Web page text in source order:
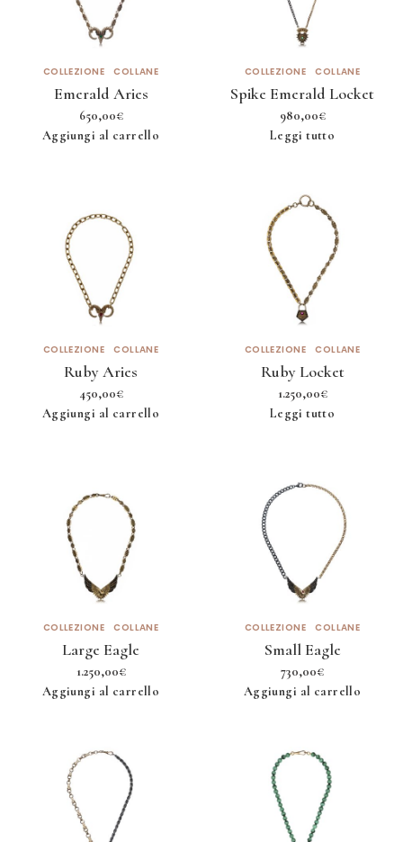
COLLEZIONE COLLANE
Emerald Aries
650,00€
Aggiungi al carrello
COLLEZIONE COLLANE
Spike Emerald Locket
980,00€
Leggi tutto
COLLEZIONE COLLANE
Ruby Aries
450,00€
Aggiungi al carrello
COLLEZIONE COLLANE
Ruby Locket
1.250,00€
Leggi tutto
COLLEZIONE COLLANE
Large Eagle
1.250,00€
Aggiungi al carrello
COLLEZIONE COLLANE
Small Eagle
730,00€
Aggiungi al carrello